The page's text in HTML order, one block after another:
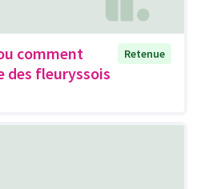
comment
des fleuryssois
Retenue